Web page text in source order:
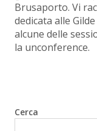
Brusaporto. Vi
dedicata alle
alcune delle
la unconference.
Cerca